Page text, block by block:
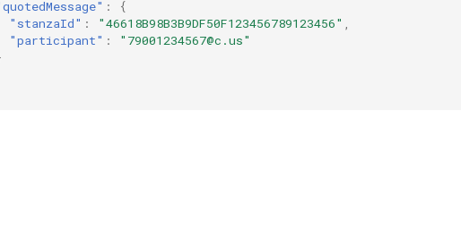
:
{
"stanzaId" : "46618B98B3B9DF50F123456789123456" ,
"participant" :
"79001234567@c.us"